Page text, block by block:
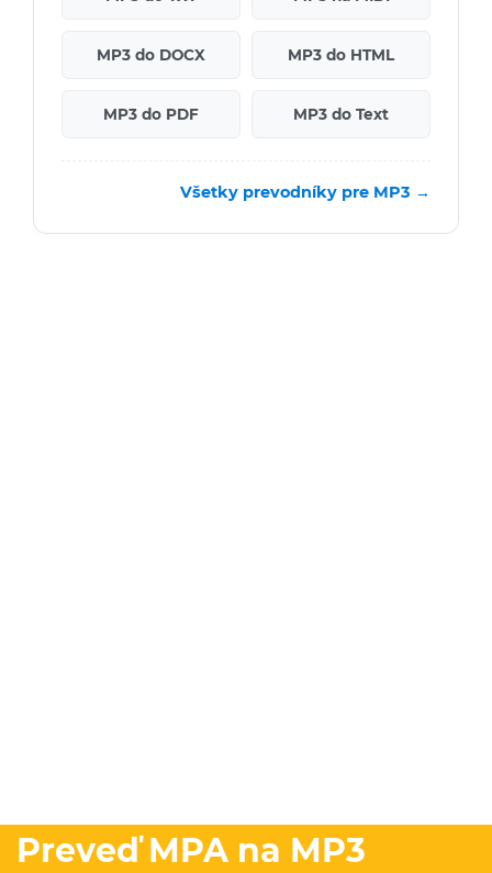
MP3 do DOCX MP3 do HTML
MP3 do PDF MP3 do Text
Všetky prevodníky pre MP3 →
Preveď MPA na MP3